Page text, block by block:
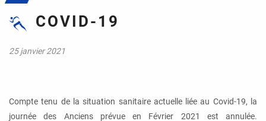
COVID-19
25 janvier 2021
Compte tenu de la situation sanitaire actuelle liée au Covid-19, la
journée des Anciens prévue en Février 2021 est annulée.